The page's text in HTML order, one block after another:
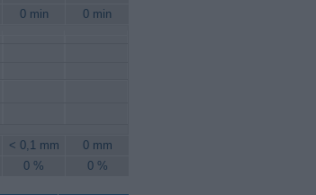
0 min 0 min
< 0,1 mm
0 mm
0 % 0 %